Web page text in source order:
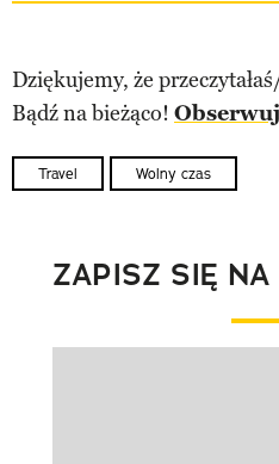
Dziękujemy, że
Bądź na bieżąco!
Travel Wolny czas
ZAPISZ SIĘ NA